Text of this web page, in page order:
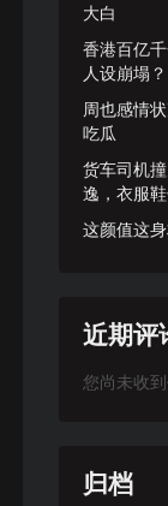
大白
香港百亿
人设崩塌？
周也感情
吃瓜
货车司机
逸，衣服
这颜值这
近期评
您尚未收到
归档